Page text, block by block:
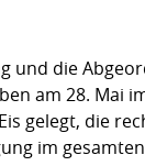
und die
am 28. Mai
gelegt, die
im